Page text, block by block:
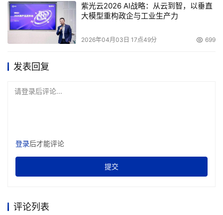
还从前面那个例子讲起。我们可以购买一台64颗CPU的
服务器整合10个工作负载，但有36颗是固定容量，另外28
颗是即时容量。这样的配置比全部64颗都按固定容量方式
以在所有工作负载都繁忙的时候激活最多64颗CPU。尽管
服务器能够处理任何峰值组合，同时因为客户只为实际打开
3.灵活性令容量规划简化许多
前述的灵活性意味着供应不足发生的风险大幅降低。如
用户无需购买一台更大的服务器并移植工作负载，只需要激
紫光云2026 AI战略：从云到智，以垂直
大模型重构政企与工业生产力
2026年04月03日 17点49分 699
发表回复
请登录后评论...
登录后才能评论
提交
评论列表